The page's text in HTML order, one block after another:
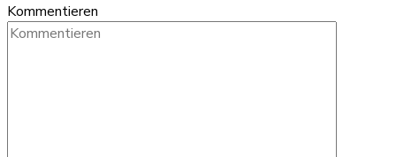
Kommentieren